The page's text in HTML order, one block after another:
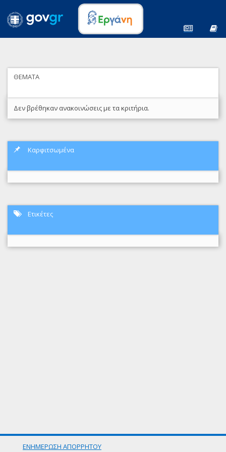
ΘΕΜΑΤΑ
Δεν βρέθηκαν ανακοινώσεις με τα κριτήρια.
Καρφιτσωμένα
Ετικέτες
ΕΝΗΜΕΡΩΣΗ ΑΠΟΡΡΗΤΟΥ